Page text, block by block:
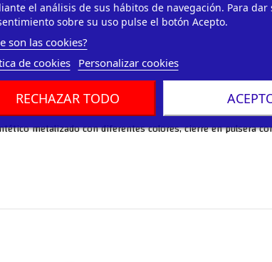
el análisis de sus hábitos de navegación. Para dar
sobre su uso pulse el botón Acepto.
son las cookies?
de cookies
Personalizar cookies
RECHAZAR TODO
metalizado con diferentes colores, cierre en pulsera